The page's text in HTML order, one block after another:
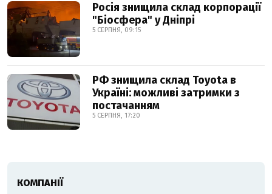
Росія знищила склад корпорації
"Біосфера" у Дніпрі
5 СЕРПНЯ, 09:15
РФ знищила склад Toyota в
Україні: можливі затримки з
постачанням
5 СЕРПНЯ, 17:20
КОМПАНІЇ